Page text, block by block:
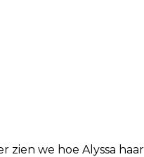
zien we hoe Alyssa